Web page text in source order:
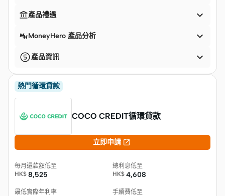
產品禮遇 
MoneyHero 產品分析 
產品資訊 
熱門循環貸款
COCO CREDIT循環貸款
立即申請 
每月還款額低至
HK$ 8,525
總利息低至
HK$ 4,608
最低實際年利率
手續費低至